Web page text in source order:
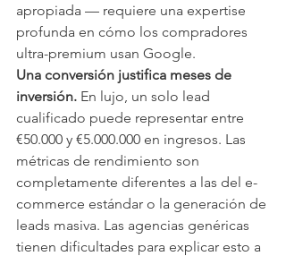
apropiada — requiere una expertise
profunda en cómo los compradores
ultra-premium usan Google.
Una conversión justifica meses de
inversión. En lujo, un solo lead
cualificado puede representar entre
€50.000 y €5.000.000 en ingresos. Las
métricas de rendimiento son
completamente diferentes a las del e-
commerce estándar o la generación de
leads masiva. Las agencias genéricas
tienen dificultades para explicar esto a